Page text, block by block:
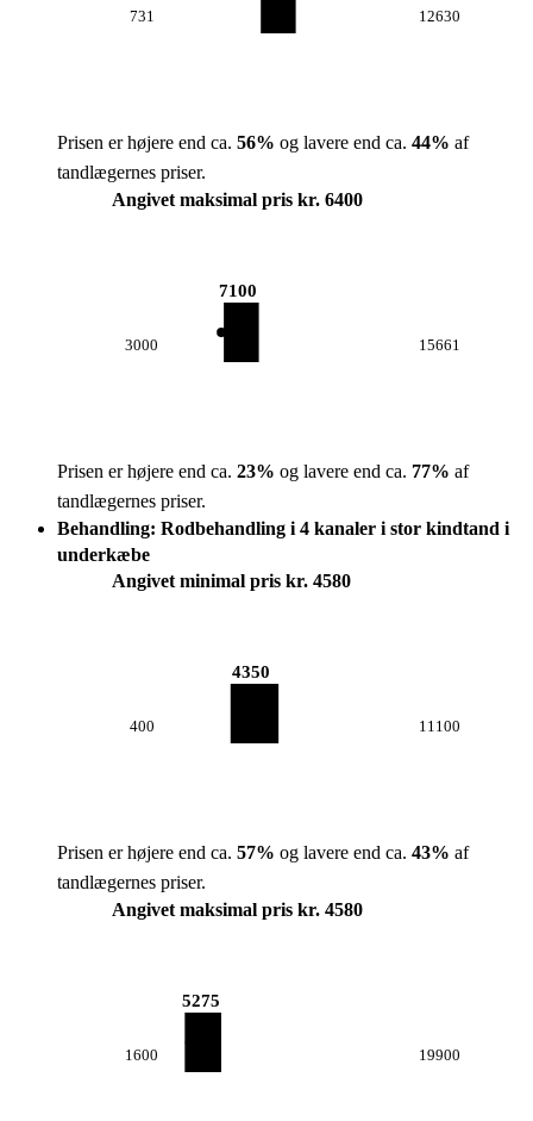
731 12630
Prisen er højere end ca. 56% og lavere end ca. 44% af
tandlægernes priser.
Angivet maksimal pris kr. 6400
3000
7100
15661
Prisen er højere end ca. 23% og lavere end ca. 77% af
tandlægernes priser.
Behandling: Rodbehandling i 4 kanaler i stor kindtand i
underkæbe
Angivet minimal pris kr. 4580
400
4350
11100
Prisen er højere end ca. 57% og lavere end ca. 43% af
tandlægernes priser.
Angivet maksimal pris kr. 4580
1600
5275
19900